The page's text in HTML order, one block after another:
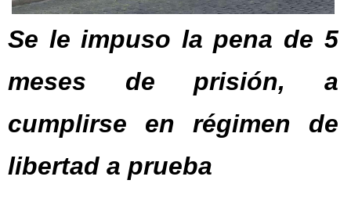
Se le impuso la pena de 5
meses de prisión, a
cumplirse en régimen de
libertad a prueba